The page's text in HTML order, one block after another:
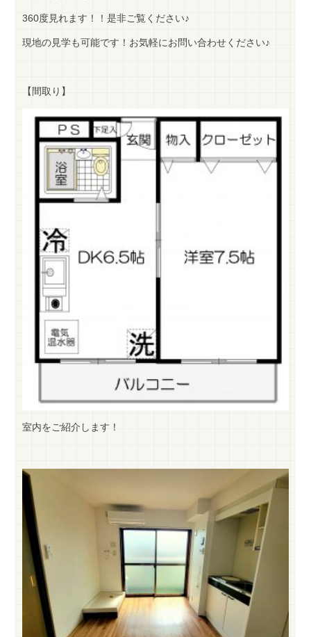
360度見れます！！是非ご覧ください♪
現地の見学も可能です！お気軽にお問い合わせください♪
【間取り】
室内をご紹介します！